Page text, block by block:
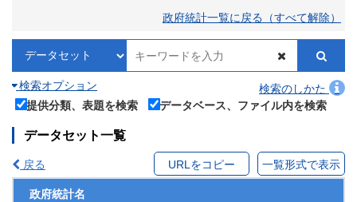
政府統計一覧に戻る（すべて解除）
検索オプション
検索のしかた
提供分類、表題を検索
データベース、ファイル内を検索
データセット一覧
戻る URLをコピー 一覧形式で表示
政府統計名